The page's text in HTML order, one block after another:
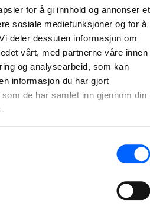
for å gi innhold og annonser et
sosiale mediefunksjoner og for å
deler dessuten informasjon om
vårt, med partnerne våre innen
og analysearbeid, som kan
informasjon du har gjort
de har samlet inn gjennom din
- Åsen
NCC Industry startet i mai opp asfaltarbeider på Nye Veier-prosjektet E6 Kvithammar – Åsen. Totalt skal det legges 200 000 tonn asfalt på den 19 kilometer lange veistrekningen.
fra asfaltfabrikker med